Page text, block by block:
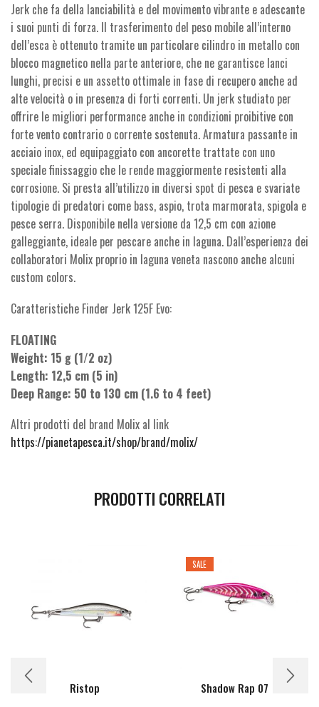
Jerk che fa della lanciabilità e del movimento vibrante e adescante
i suoi punti di forza. Il trasferimento del peso mobile all’interno
dell’esca è ottenuto tramite un particolare cilindro in metallo con
blocco magnetico nella parte anteriore, che ne garantisce lanci
lunghi, precisi e un assetto ottimale in fase di recupero anche ad
alte velocità o in presenza di forti correnti. Un jerk studiato per
offrire le migliori performance anche in condizioni proibitive con
forte vento contrario o corrente sostenuta. Armatura passante in
acciaio inox, ed equipaggiato con ancorette trattate con uno
speciale finissaggio che le rende maggiormente resistenti alla
corrosione. Si presta all’utilizzo in diversi spot di pesca e svariate
tipologie di predatori come bass, aspio, trota marmorata, spigola e
pesce serra. Disponibile nella versione da 12,5 cm con azione
galleggiante, ideale per pescare anche in laguna. Dall’esperienza dei
collaboratori Molix proprio in laguna veneta nascono anche alcuni
custom colors.
Caratteristiche Finder Jerk 125F Evo:
FLOATING
Weight: 15 g (1/2 oz)
Length: 12,5 cm (5 in)
Deep Range: 50 to 130 cm (1.6 to 4 feet)
Altri prodotti del brand Molix al link
https://pianetapesca.it/shop/brand/molix/
PRODOTTI CORRELATI
Ristop
SALE
Shadow Rap 07